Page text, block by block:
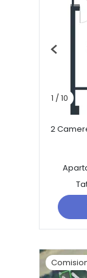
1 /10
Previous
2